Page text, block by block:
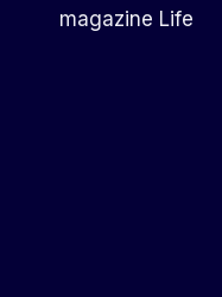
magazine Life